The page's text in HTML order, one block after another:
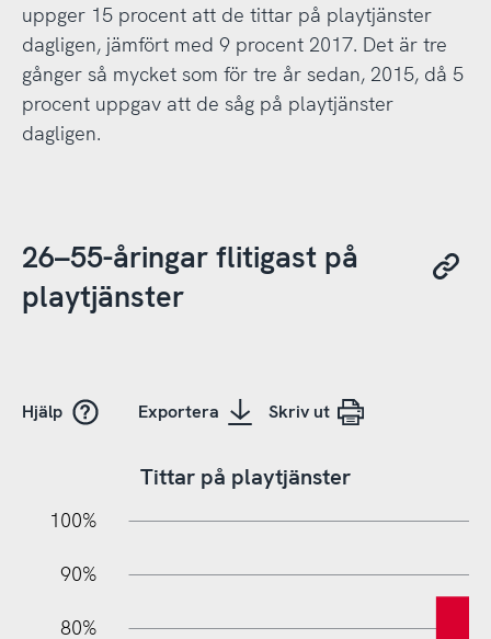
uppger 15 procent att de tittar på playtjänster
dagligen, jämfört med 9 procent 2017. Det är tre
gånger så mycket som för tre år sedan, 2015, då 5
procent uppgav att de såg på playtjänster
dagligen.
26–55-åringar flitigast på
playtjänster
Hjälp Exportera Skriv ut
Tittar på playtjänster
100%
90%
80%